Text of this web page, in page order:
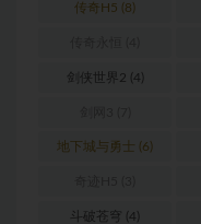
传奇H5 (8)
剑侠世界2 (4)
地下城与勇士 (6)
斗破苍穹 (4)